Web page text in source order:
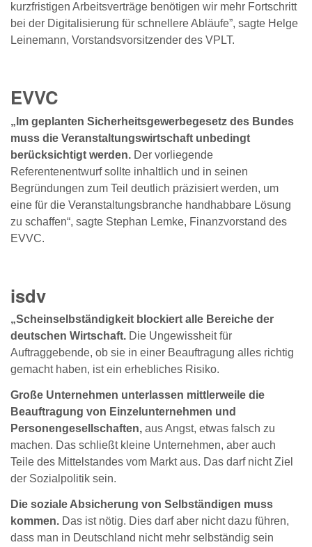
kurzfristigen Arbeitsverträge benötigen wir mehr Fortschritt
bei der Digitalisierung für schnellere Abläufe”, sagte Helge
Leinemann, Vorstandsvorsitzender des VPLT.
EVVC
„Im geplanten Sicherheitsgewerbegesetz des Bundes
muss die Veranstaltungswirtschaft unbedingt
berücksichtigt werden. Der vorliegende
Referentenentwurf sollte inhaltlich und in seinen
Begründungen zum Teil deutlich präzisiert werden, um
eine für die Veranstaltungsbranche handhabbare Lösung
zu schaffen“, sagte Stephan Lemke, Finanzvorstand des
EVVC.
isdv
„Scheinselbständigkeit blockiert alle Bereiche der
deutschen Wirtschaft. Die Ungewissheit für
Auftraggebende, ob sie in einer Beauftragung alles richtig
gemacht haben, ist ein erhebliches Risiko.
Große Unternehmen unterlassen mittlerweile die
Beauftragung von Einzelunternehmen und
Personengesellschaften, aus Angst, etwas falsch zu
machen. Das schließt kleine Unternehmen, aber auch
Teile des Mittelstandes vom Markt aus. Das darf nicht Ziel
der Sozialpolitik sein.
Die soziale Absicherung von Selbständigen muss
kommen. Das ist nötig. Dies darf aber nicht dazu führen,
dass man in Deutschland nicht mehr selbständig sein